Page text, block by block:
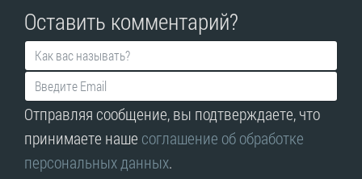
Оставить комментарий?
Отправляя сообщение, вы подтверждаете, что
принимаете наше соглашение об обработке
персональных данных.